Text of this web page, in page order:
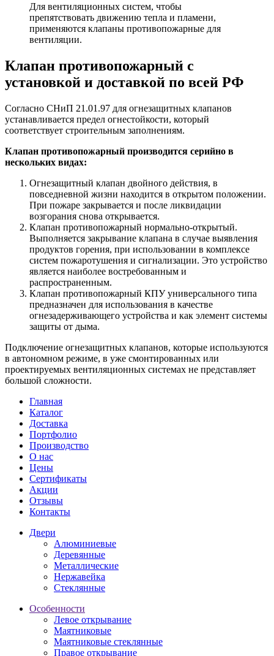
Для вентиляционных систем, чтобы
препятствовать движению тепла и пламени,
применяются клапаны противопожарные для
вентиляции.
Клапан противопожарный с
установкой и доставкой по всей РФ
Согласно СНиП 21.01.97 для огнезащитных клапанов
устанавливается предел огнестойкости, который
соответствует строительным заполнениям.
Клапан противопожарный производится серийно в
нескольких видах:
Огнезащитный клапан двойного действия, в
повседневной жизни находится в открытом положении.
При пожаре закрывается и после ликвидации
возгорания снова открывается.
Клапан противопожарный нормально-открытый.
Выполняется закрывание клапана в случае выявления
продуктов горения, при использовании в комплексе
систем пожаротушения и сигнализации. Это устройство
является наиболее востребованным и
распространенным.
Клапан противопожарный КПУ универсального типа
предназначен для использования в качестве
огнезадерживающего устройства и как элемент системы
защиты от дыма.
Подключение огнезащитных клапанов, которые используются
в автономном режиме, в уже смонтированных или
проектируемых вентиляционных системах не представляет
большой сложности.
Главная
Каталог
Доставка
Портфолио
Производство
О нас
Цены
Сертификаты
Акции
Отзывы
Контакты
Двери
Алюминиевые
Деревянные
Металлические
Нержавейка
Стеклянные
Особенности
Левое открывание
Маятниковые
Маятниковые стеклянные
Правое открывание